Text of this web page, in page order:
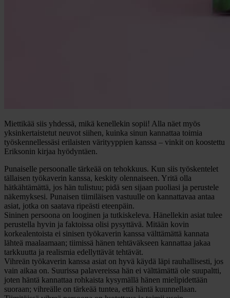
Miettikää siis yhdessä, mikä kenellekin sopii! Alla näet myös
yksinkertaistetut neuvot siihen, kuinka sinun kannattaa toimia
työskennellessäsi erilaisten värityyppien kanssa – vinkit on koostettu
Eriksonin kirjaa hyödyntäen.
Punaiselle persoonalle tärkeää on tehokkuus. Kun siis työskentelet
tällaisen työkaverin kanssa, keskity olennaiseen. Yritä olla
hätkähtämättä, jos hän tulistuu; pidä sen sijaan puoliasi ja perustele
näkemyksesi. Punaisen tiimiläisen vastuulle on kannattavaa antaa
asiat, jotka on saatava ripeästi eteenpäin.
Sininen persoona on looginen ja tutkiskeleva. Hänellekin asiat tulee
perustella hyvin ja faktoissa olisi pysyttävä. Mitään kovin
korkealentoista ei sinisen työkaverin kanssa välttämättä kannata
lähteä maalaamaan; tiimissä hänen tehtäväkseen kannattaa jakaa
tarkkuutta ja realismia edellyttävät tehtävät.
Vihreän työkaverin kanssa asiat on hyvä käydä läpi rauhallisesti, jos
vain aikaa on. Suurissa palavereissa hän ei välttämättä ole suupaltti,
joten häntä kannattaa rohkaista kysymällä hänen mielipidettään
suoraan; vihreälle on tärkeää tuntea, että häntä kuunnellaan.